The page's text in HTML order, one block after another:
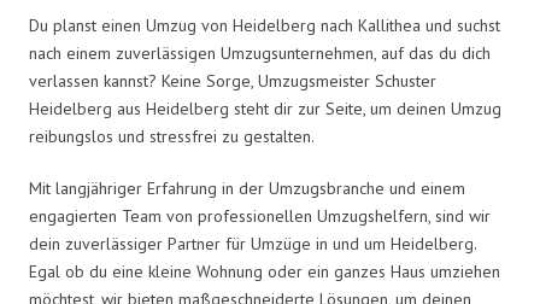
Du planst einen Umzug von Heidelberg nach Kallithea und suchst
nach einem zuverlässigen Umzugsunternehmen, auf das du dich
verlassen kannst? Keine Sorge, Umzugsmeister Schuster
Heidelberg aus Heidelberg steht dir zur Seite, um deinen Umzug
reibungslos und stressfrei zu gestalten.
Mit langjähriger Erfahrung in der Umzugsbranche und einem
engagierten Team von professionellen Umzugshelfern, sind wir
dein zuverlässiger Partner für Umzüge in und um Heidelberg.
Egal ob du eine kleine Wohnung oder ein ganzes Haus umziehen
möchtest, wir bieten maßgeschneiderte Lösungen, um deinen